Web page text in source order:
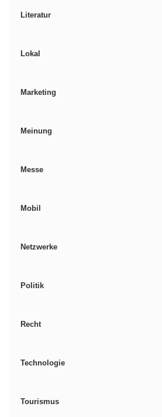
Literatur
Lokal
Marketing
Meinung
Messe
Mobil
Netzwerke
Politik
Recht
Technologie
Tourismus